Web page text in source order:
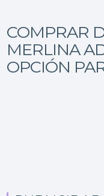
COMPRAR
MERLINA
OPCIÓN